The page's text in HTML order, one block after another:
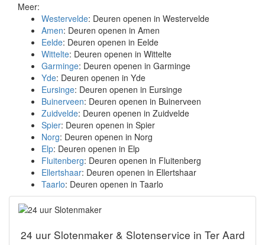
Meer:
Westervelde: Deuren openen in Westervelde
Amen: Deuren openen in Amen
Eelde: Deuren openen in Eelde
Wittelte: Deuren openen in Wittelte
Garminge: Deuren openen in Garminge
Yde: Deuren openen in Yde
Eursinge: Deuren openen in Eursinge
Buinerveen: Deuren openen in Buinerveen
Zuidvelde: Deuren openen in Zuidvelde
Spier: Deuren openen in Spier
Norg: Deuren openen in Norg
Elp: Deuren openen in Elp
Fluitenberg: Deuren openen in Fluitenberg
Ellertshaar: Deuren openen in Ellertshaar
Taarlo: Deuren openen in Taarlo
24 uur Slotenmaker & Slotenservice in Ter Aard